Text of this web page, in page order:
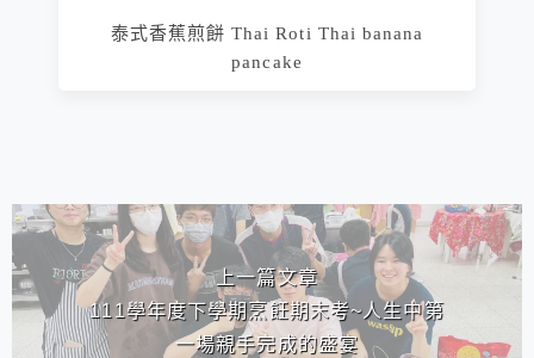
泰式香蕉煎餅 Thai Roti Thai banana
pancake
相連文章
上一篇文章
111學年度下學期烹飪期末考~人生中第
一場親手完成的盛宴